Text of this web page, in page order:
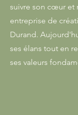
suivre son cœur et
entreprise de
Durand.
ses élans tout en
ses valeurs